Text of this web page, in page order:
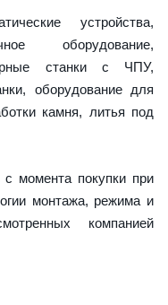
устройства,
оборудование,
станки с ЧПУ,
оборудование для
камня, литья под
с момента покупки при
монтажа, режима и
компанией